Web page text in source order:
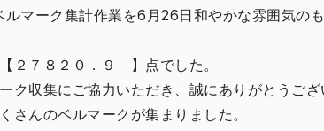
ルマーク集計作業を6月26日和やかな雰囲気の
２７８２０．９ 】点でした。
ク収集にご協力いただき、誠にありがとうござ
さんのベルマークが集まりました。